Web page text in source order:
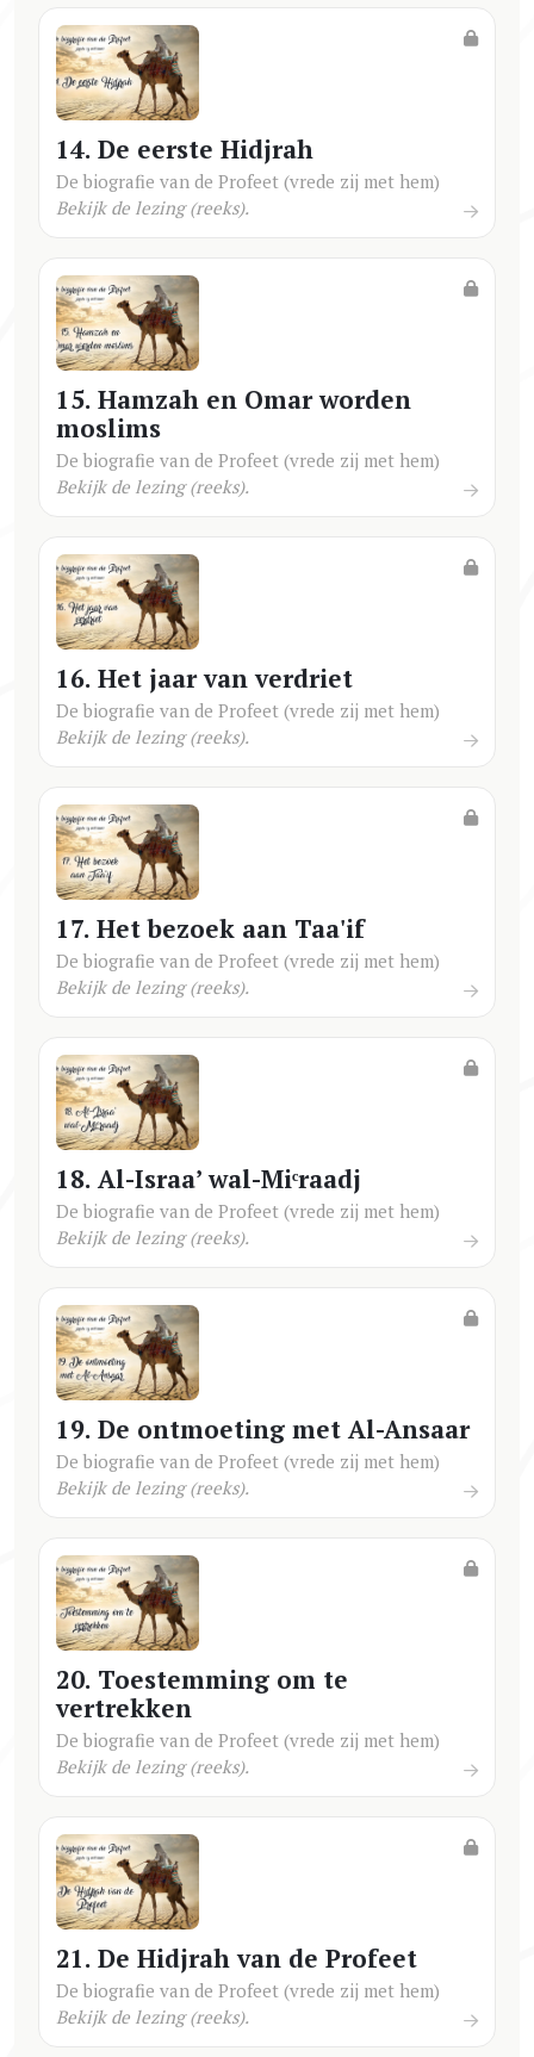
14. De eerste Hidjrah
De biografie van de Profeet (vrede zij met hem)
Bekijk de lezing (reeks).
15. Hamzah en Omar worden
moslims
De biografie van de Profeet (vrede zij met hem)
Bekijk de lezing (reeks).
16. Het jaar van verdriet
De biografie van de Profeet (vrede zij met hem)
Bekijk de lezing (reeks).
17. Het bezoek aan Taa'if
De biografie van de Profeet (vrede zij met hem)
Bekijk de lezing (reeks).
18. Al-Israa’ wal-Miᶜraadj
De biografie van de Profeet (vrede zij met hem)
Bekijk de lezing (reeks).
19. De ontmoeting met Al-Ansaar
De biografie van de Profeet (vrede zij met hem)
Bekijk de lezing (reeks).
20. Toestemming om te
vertrekken
De biografie van de Profeet (vrede zij met hem)
Bekijk de lezing (reeks).
21. De Hidjrah van de Profeet
De biografie van de Profeet (vrede zij met hem)
Bekijk de lezing (reeks).